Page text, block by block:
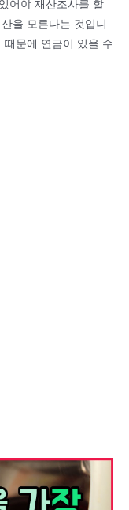
어야 재산조사를 할
을 모른다는 것입니
문에 연금이 있을 수